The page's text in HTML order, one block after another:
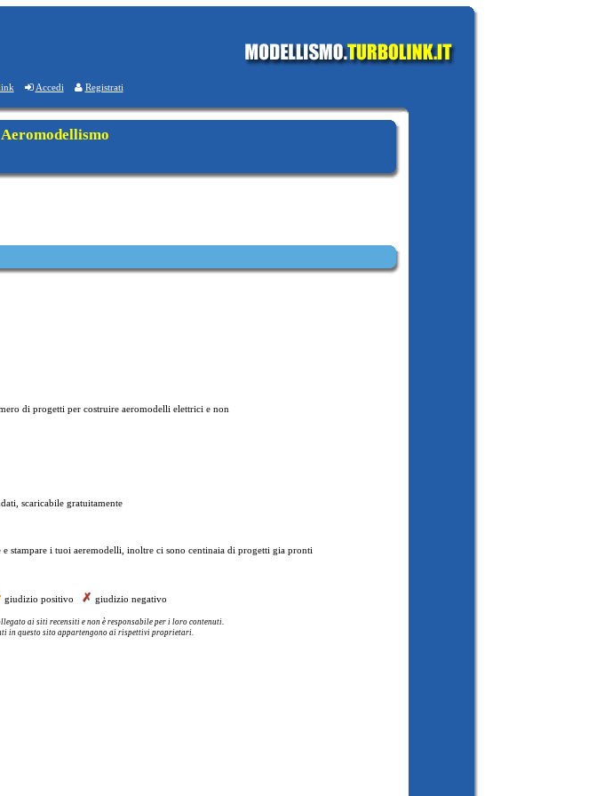
Accedi Registrati
Aeromodellismo
di progetti per costruire aeromodelli elettrici e non
scaricabile gratuitamente
stampare i tuoi aeremodelli, inoltre ci sono centinaia di progetti gia pronti
giudizio positivo giudizio negativo
ai siti recensiti e non è responsabile per i loro contenuti.
in questo sito appartengono ai rispettivi proprietari.